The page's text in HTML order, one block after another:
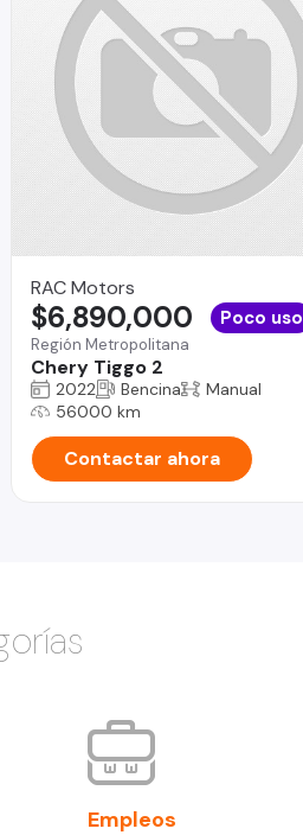
RAC Motors
Región Metropolitana
Chery Tiggo 2
$6,890,000 Poco uso
2022 Bencina
Manual
56000 km
Contactar ahora
Empleos